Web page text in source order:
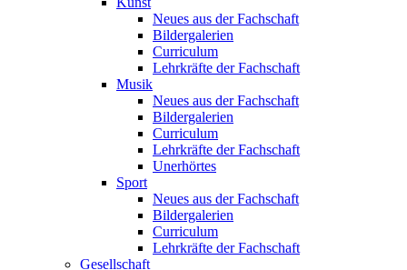
Neues aus der Fachschaft
Bildergalerien
Curriculum
Lehrkräfte der Fachschaft
Musik
Neues aus der Fachschaft
Bildergalerien
Curriculum
Lehrkräfte der Fachschaft
Unerhörtes
Sport
Neues aus der Fachschaft
Bildergalerien
Curriculum
Lehrkräfte der Fachschaft
Gesellschaft